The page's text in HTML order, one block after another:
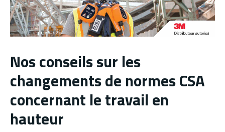
Nos conseils sur les
changements de normes CSA
concernant le travail en
hauteur